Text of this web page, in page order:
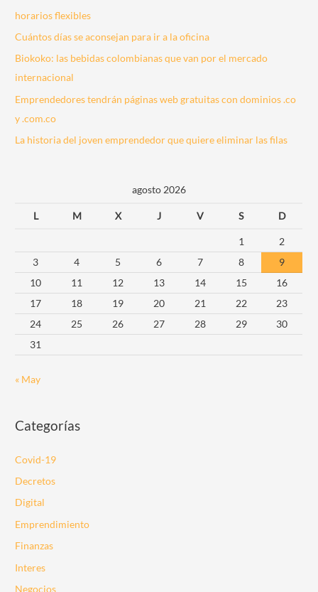
horarios flexibles
Cuántos días se aconsejan para ir a la oficina
Biokoko: las bebidas colombianas que van por el mercado
internacional
Emprendedores tendrán páginas web gratuitas con dominios .co
y .com.co
La historia del joven emprendedor que quiere eliminar las filas
agosto 2026
L M X J V S D
1
2
3
4 5 6 7 8
9
10
11 12 13 14 15
16
17
18 19 20 21 22
23
24
25 26 27 28 29
30
31
« May
Categorías
Covid-19
Decretos
Digital
Emprendimiento
Finanzas
Interes
Negocios